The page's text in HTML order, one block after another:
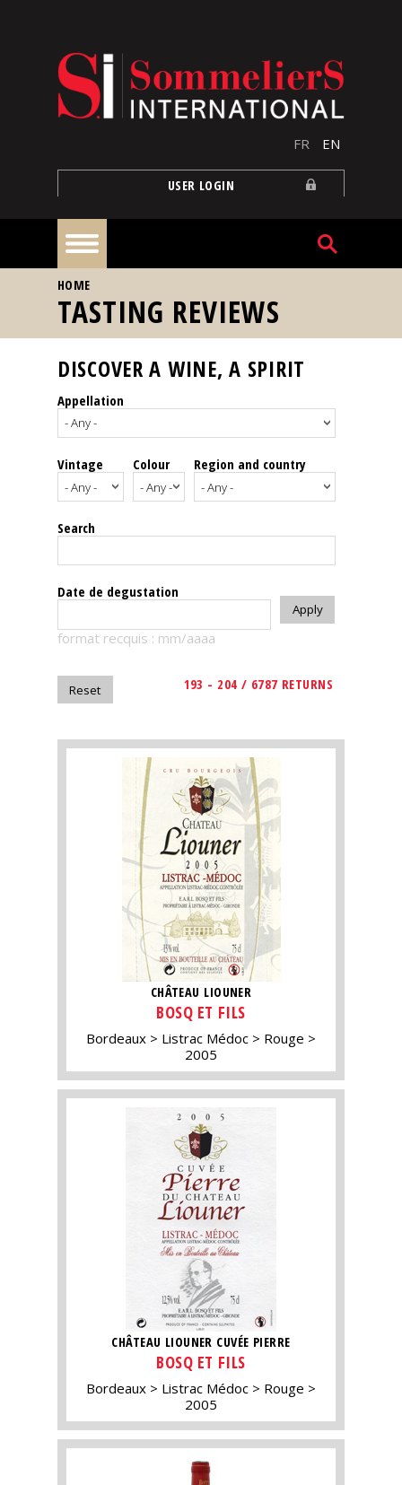
FR EN
USER LOGIN
Home
Our
events
Spirits
Tasting
reviews
The
magazine
Magazine
YOU ARE HERE
HOME
TASTING REVIEWS
DISCOVER A WINE, A SPIRIT
Appellation
Vintage Colour Region and country
Search
Date de degustation
format recquis : mm/aaaa
193 - 204 / 6787 RETURNS
CHÂTEAU LIOUNER
BOSQ ET FILS
Bordeaux Listrac Médoc
Rouge
2005
CHÂTEAU LIOUNER CUVÉE PIERRE
BOSQ ET FILS
Bordeaux Listrac Médoc
Rouge
2005